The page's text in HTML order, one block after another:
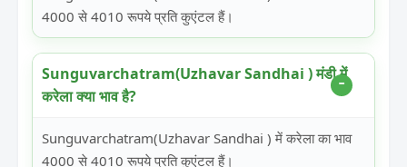
4000 से 4010 रूपये प्रति कुएंटल हैं।
Sunguvarchatram(Uzhavar Sandhai ) मंडी में
करेला क्या भाव है?
Sunguvarchatram(Uzhavar Sandhai ) में करेला का भाव
4000 से 4010 रूपये प्रति कुएंटल हैं।